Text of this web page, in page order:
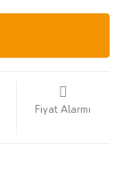
Fiyat Alarmı